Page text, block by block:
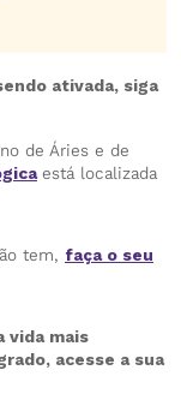
ativada, siga
de Áries e de
está localizada
tem, faça o seu
vida mais
acesse a sua